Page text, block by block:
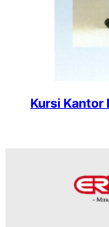
Kursi